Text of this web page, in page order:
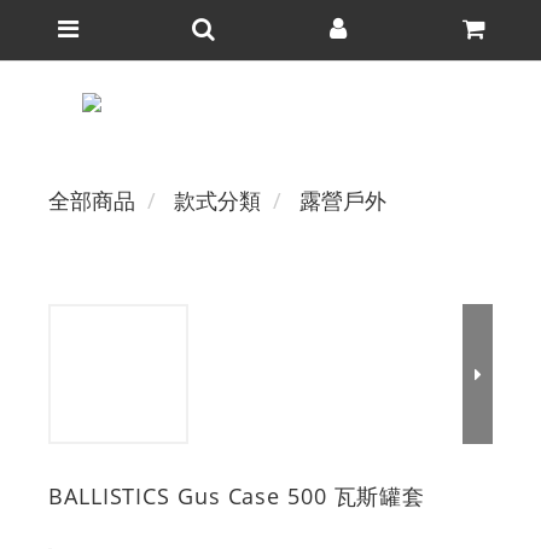
全部商品 款式分類 露營戶外
BALLISTICS Gus Case 500 瓦斯罐套